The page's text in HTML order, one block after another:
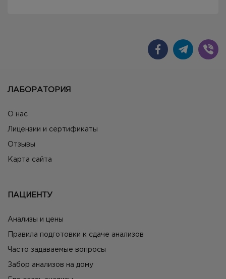
ЛАБОРАТОРИЯ
О нас
Лицензии и сертификаты
Отзывы
Карта сайта
ПАЦИЕНТУ
Анализы и цены
Правила подготовки к сдаче анализов
Часто задаваемые вопросы
Забор анализов на дому